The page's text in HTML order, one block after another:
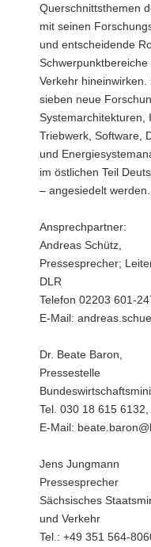
Querschnittsthemen
mit seinen
und entscheidende
Verkehr
sieben neue
Systemarchitekturen,
Triebwerk, Software,
und
im östlichen Teil
– angesiedelt werden.
Ansprechpartner:
Andreas Schütz,
Pressesprecher;
DLR
Telefon 02203 601-
E-Mail:
Dr. Beate Baron,
Pressestelle
Tel. 030 18 615 6132,
E-Mail:
Jens Jungmann
Pressesprecher
Sächsisches
und Verkehr
Tel.: +49 351 564-